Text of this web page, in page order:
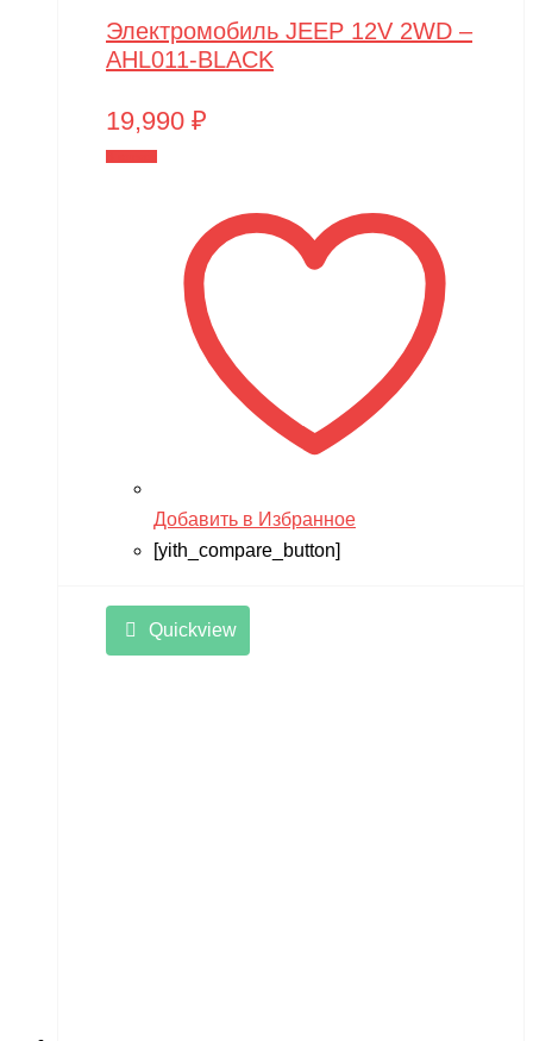
Электромобиль JEEP 12V 2WD –
AHL011-BLACK
19,990 ₽
Добавить в Избранное
[yith_compare_button]
Quickview